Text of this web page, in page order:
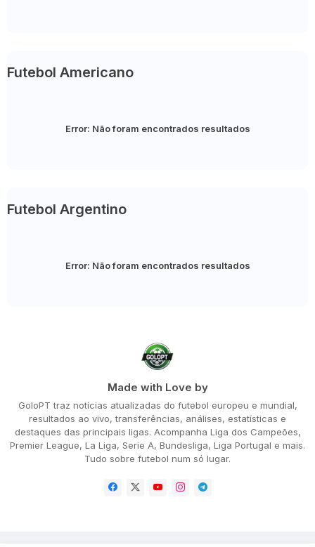
Futebol Americano
Error: Não foram encontrados resultados
Futebol Argentino
Error: Não foram encontrados resultados
Made with Love by
GoloPT traz notícias atualizadas do futebol europeu e mundial,
resultados ao vivo, transferências, análises, estatísticas e
destaques das principais ligas. Acompanha Liga dos Campeões,
Premier League, La Liga, Serie A, Bundesliga, Liga Portugal e mais.
Tudo sobre futebol num só lugar.